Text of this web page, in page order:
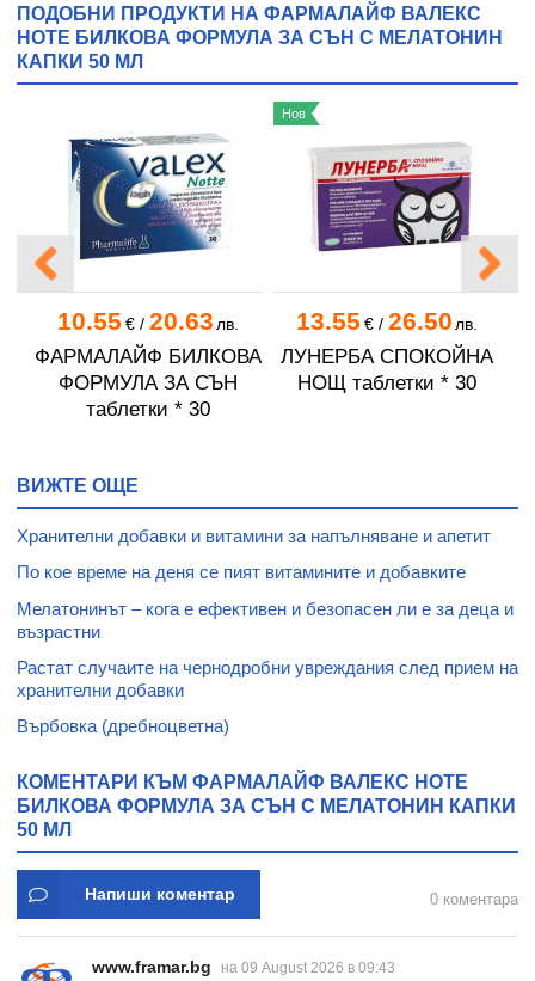
ПОДОБНИ ПРОДУКТИ НА ФАРМАЛАЙФ ВАЛЕКС
НОТЕ БИЛКОВА ФОРМУЛА ЗА СЪН С МЕЛАТОНИН
КАПКИ 50 МЛ
10.55 €/ 20.63 лв.
ФАРМАЛАЙФ БИЛКОВА
ФОРМУЛА ЗА СЪН
таблетки * 30
13.55 €/ 26.50 лв.
ЛУНЕРБА СПОКОЙНА
НОЩ таблетки * 30
Нов
ВИЖТЕ ОЩЕ
Хранителни добавки и витамини за напълняване и апетит
По кое време на деня се пият витамините и добавките
Мелатонинът – кога е ефективен и безопасен ли е за деца и
възрастни
Растат случаите на чернодробни увреждания след прием на
хранителни добавки
Върбовка (дребноцветна)
КОМЕНТАРИ КЪМ ФАРМАЛАЙФ ВАЛЕКС НОТЕ
БИЛКОВА ФОРМУЛА ЗА СЪН С МЕЛАТОНИН КАПКИ
50 МЛ
Напиши коментар 0 коментара
www.framar.bg на 09 August 2026 в 09:43